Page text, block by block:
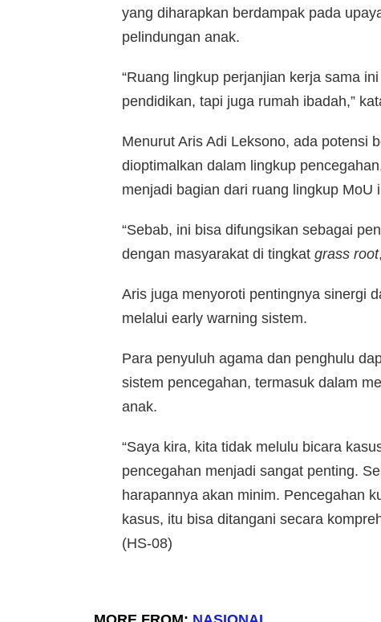
yang diharapkan berdampak pada
pelindungan anak.
“Ruang lingkup perjanjian kerja sama
pendidikan, tapi juga rumah ibadah,”
Menurut Aris Adi Leksono, ada potensi
dioptimalkan dalam lingkup
menjadi bagian dari ruang lingkup MoU
“Sebab, ini bisa difungsikan sebagai
dengan masyarakat di tingkat grass root
Aris juga menyoroti pentingnya sinergi
melalui early warning sistem.
Para penyuluh agama dan penghulu
sistem pencegahan, termasuk dalam
anak.
“Saya kira, kita tidak melulu bicara
pencegahan menjadi sangat penting.
harapannya akan minim. Pencegahan
kasus, itu bisa ditangani secara
(HS-08)